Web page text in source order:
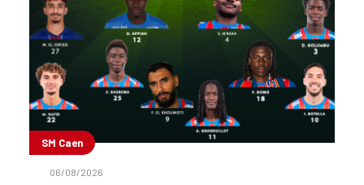
SM Caen
06/08/2026